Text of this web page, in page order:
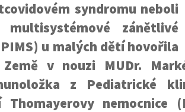
syndromu neboli
multisystémové zánětlivé
u malých dětí hovořila
v nouzi MUDr.
z Pediatrické
nemocnice